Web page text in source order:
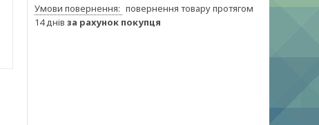
повернення товару протягом
14 днів за рахунок покупця